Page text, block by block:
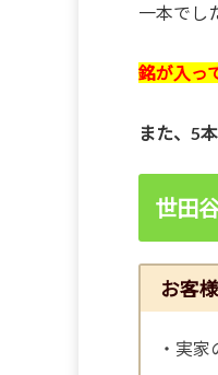
一本でし
銘が入っ
また、5
世田
お客
・実